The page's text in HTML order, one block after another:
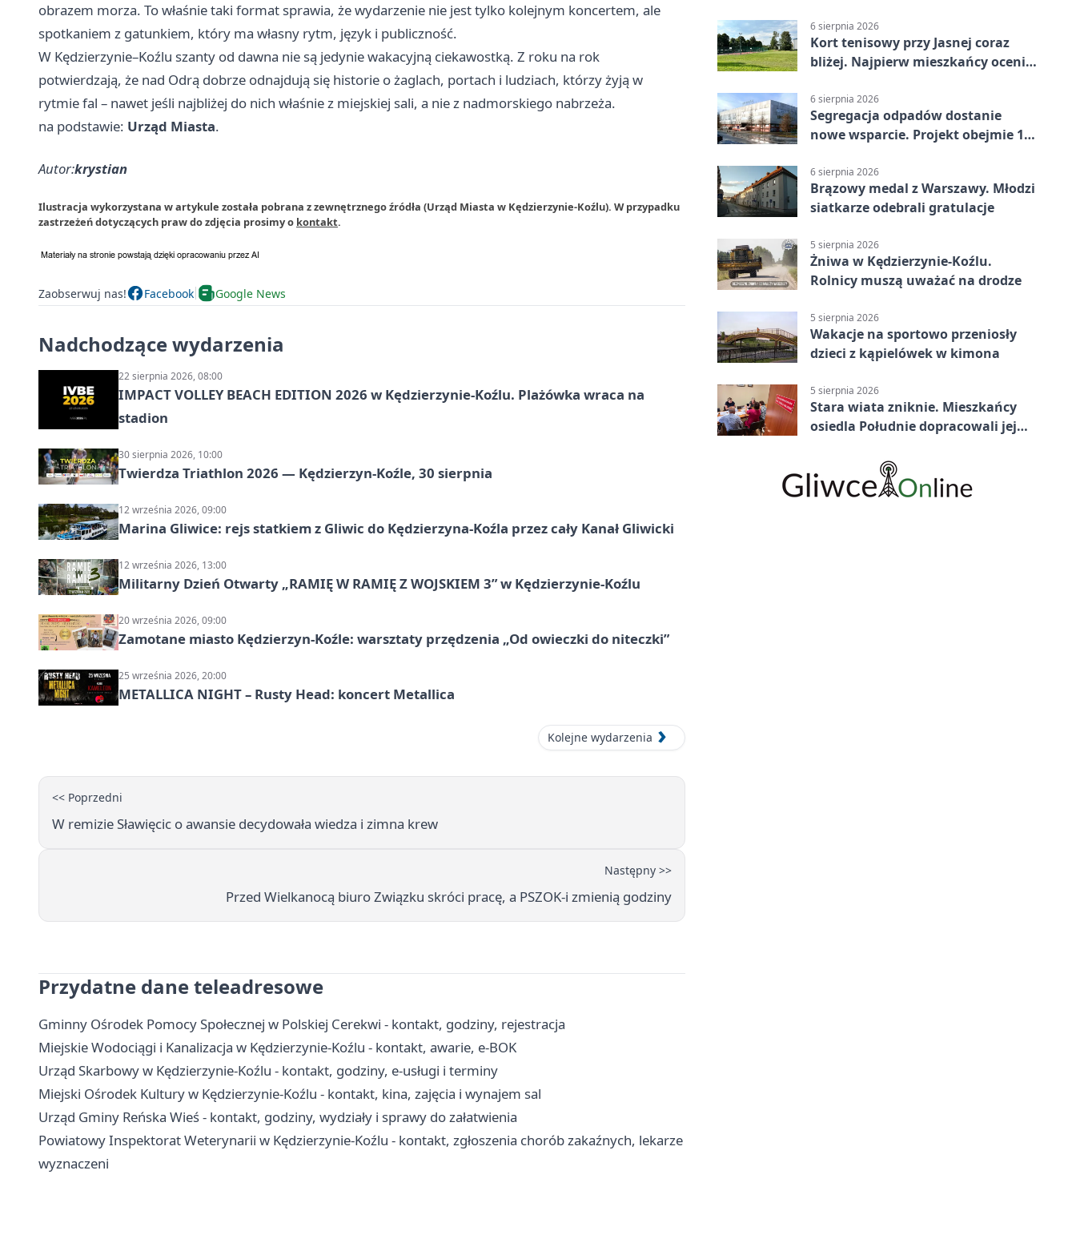
obrazem morza. To właśnie taki format sprawia, że wydarzenie nie jest tylko kolejnym koncertem, ale
spotkaniem z gatunkiem, który ma własny rytm, język i publiczność.
W Kędzierzynie–Koźlu szanty od dawna nie są jedynie wakacyjną ciekawostką. Z roku na rok
potwierdzają, że nad Odrą dobrze odnajdują się historie o żaglach, portach i ludziach, którzy żyją w
rytmie fal – nawet jeśli najbliżej do nich właśnie z miejskiej sali, a nie z nadmorskiego nabrzeża.
na podstawie: Urząd Miasta.
Autor:krystian
Ilustracja wykorzystana w artykule została pobrana z zewnętrznego źródła (Urząd Miasta w Kędzierzynie-Koźlu). W przypadku
zastrzeżeń dotyczących praw do zdjęcia prosimy o kontakt.
Zaobserwuj nas! Facebook Google News
Nadchodzące wydarzenia
22 sierpnia 2026, 08:00
IMPACT VOLLEY BEACH EDITION 2026 w Kędzierzynie-Koźlu. Plażówka wraca na
stadion
30 sierpnia 2026, 10:00
Twierdza Triathlon 2026 — Kędzierzyn-Koźle, 30 sierpnia
12 września 2026, 09:00
Marina Gliwice: rejs statkiem z Gliwic do Kędzierzyna-Koźla przez cały Kanał Gliwicki
12 września 2026, 13:00
Militarny Dzień Otwarty „RAMIĘ W RAMIĘ Z WOJSKIEM 3” w Kędzierzynie-Koźlu
20 września 2026, 09:00
Zamotane miasto Kędzierzyn-Koźle: warsztaty przędzenia „Od owieczki do niteczki”
25 września 2026, 20:00
METALLICA NIGHT – Rusty Head: koncert Metallica
Kolejne wydarzenia
<< Poprzedni
W remizie Sławięcic o awansie decydowała wiedza i zimna krew
Następny >>
Przed Wielkanocą biuro Związku skróci pracę, a PSZOK-i zmienią godziny
Przydatne dane teleadresowe
Gminny Ośrodek Pomocy Społecznej w Polskiej Cerekwi - kontakt, godziny, rejestracja
Miejskie Wodociągi i Kanalizacja w Kędzierzynie-Koźlu - kontakt, awarie, e-BOK
Urząd Skarbowy w Kędzierzynie-Koźlu - kontakt, godziny, e-usługi i terminy
Miejski Ośrodek Kultury w Kędzierzynie-Koźlu - kontakt, kina, zajęcia i wynajem sal
Urząd Gminy Reńska Wieś - kontakt, godziny, wydziały i sprawy do załatwienia
Powiatowy Inspektorat Weterynarii w Kędzierzynie-Koźlu - kontakt, zgłoszenia chorób zakaźnych, lekarze
wyznaczeni
6 sierpnia 2026
Kort tenisowy przy Jasnej coraz
bliżej. Najpierw mieszkańcy ocenią
6 sierpnia 2026
Segregacja odpadów dostanie
nowe wsparcie. Projekt obejmie 15
6 sierpnia 2026
Brązowy medal z Warszawy. Młodzi
siatkarze odebrali gratulacje
5 sierpnia 2026
Żniwa w Kędzierzynie-Koźlu.
Rolnicy muszą uważać na drodze
5 sierpnia 2026
Wakacje na sportowo przeniosły
dzieci z kąpielówek w kimona
5 sierpnia 2026
Stara wiata zniknie. Mieszkańcy
osiedla Południe dopracowali jej